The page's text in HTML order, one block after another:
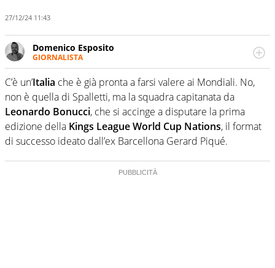
27/12/24 11:43
Domenico Esposito
GIORNALISTA
Da vent’anni in campo e sul campo per vivere ogni evento
in tutte le sue sfaccettature. Passione smisurata per il
calcio e per la sfera di cuoio. Il pallone è una cosa
serissima, guai a dirgli di no
C’è un’Italia che è già pronta a farsi valere ai Mondiali. No,
non è quella di Spalletti, ma la squadra capitanata da
Leonardo Bonucci, che si accinge a disputare la prima
edizione della Kings League World Cup Nations, il format
di successo ideato dall’ex Barcellona Gerard Piqué.